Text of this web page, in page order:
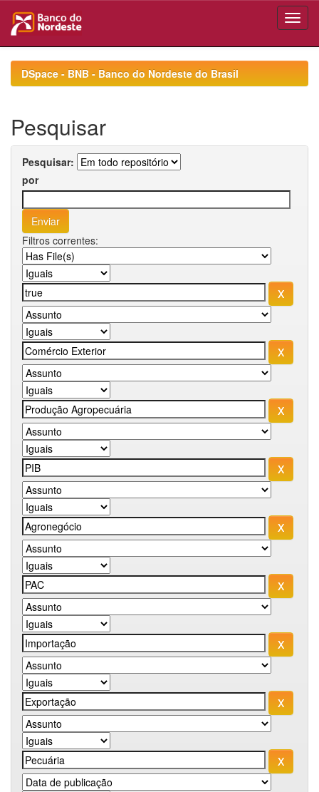
navigationDSpace - BNB - Banco do Nordeste do Brasil
Pesquisar
Pesquisar:
por
Filtros correntes: